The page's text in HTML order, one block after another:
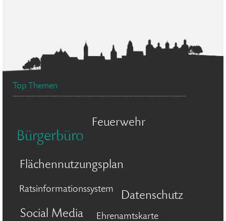
Top Themen
Bürgerbüro
Feuerwehr
Flächennutzungsplan
Ratsinformationssystem
Datenschutz
Social Media
Ehrenamtskarte